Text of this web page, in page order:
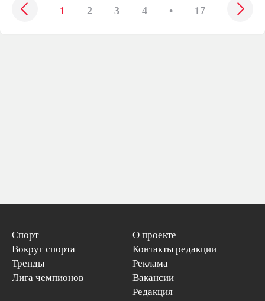
1 2 3 4 • 17
Спорт
Вокруг спорта
Тренды
Лига чемпионов
О проекте
Контакты редакции
Реклама
Вакансии
Редакция